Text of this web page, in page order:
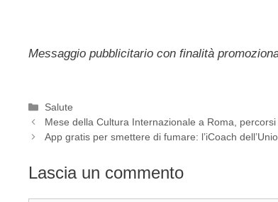
Messaggio pubblicitario con finalità
Categorie
Salute
Mese della Cultura Internazionale a Roma,
App gratis per smettere di fumare: l’iCoach
Lascia un commento